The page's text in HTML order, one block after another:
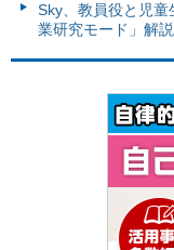
Sky、教員役と児
業研究モード」解